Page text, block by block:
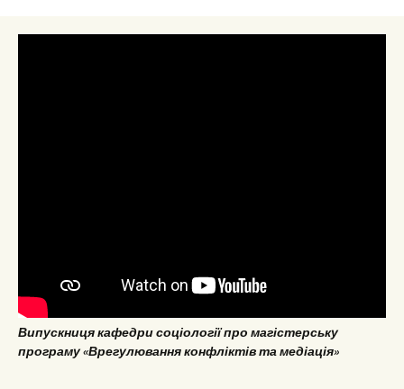
Випускниця кафедри соціології про магістерську
програму «Врегулювання конфліктів та медіація»